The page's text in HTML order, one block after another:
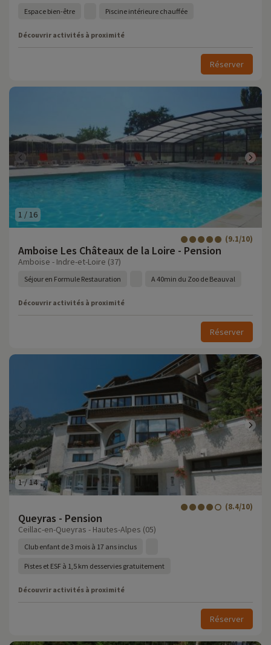
Espace bien-être Piscine intérieure chauffée
Découvrir activités à proximité
Réserver
1 /16
Amboise Les Châteaux de la Loire - Pension
(9.1/10)
Amboise - Indre-et-Loire (37)
Séjour en Formule Restauration A 40min du Zoo de Beauval
Découvrir activités à proximité
Réserver
1/14
Queyras - Pension
(8.4/10)
Ceillac-en-Queyras - Hautes-Alpes (05)
Club enfant de 3 mois à 17 ans inclus
Pistes et ESF à 1,5 km desservies gratuitement
Découvrir activités à proximité
Réserver